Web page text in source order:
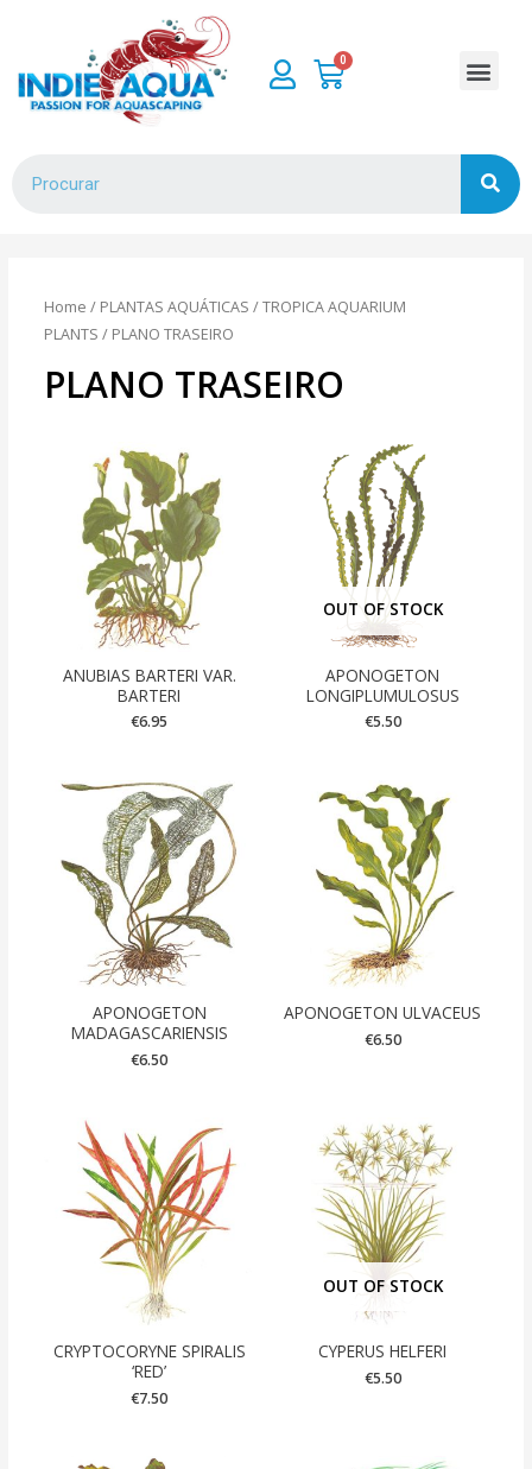
Home / PLANTAS AQUÁTICAS /TROPICA AQUARIUM
PLANTS / PLANO TRASEIRO
PLANO TRASEIRO
ANUBIAS BARTERI VAR.
BARTERI
€6.95
OUT OF STOCK
APONOGETON
LONGIPLUMULOSUS
€5.50
APONOGETON
MADAGASCARIENSIS
€6.50
APONOGETON ULVACEUS
€6.50
CRYPTOCORYNE SPIRALIS
‘RED’
€7.50
OUT OF STOCK
CYPERUS HELFERI
€5.50